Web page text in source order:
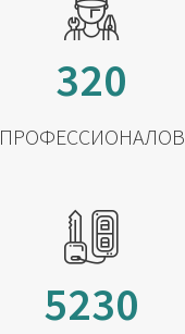
320
ПРОФЕССИОНАЛОВ
5230